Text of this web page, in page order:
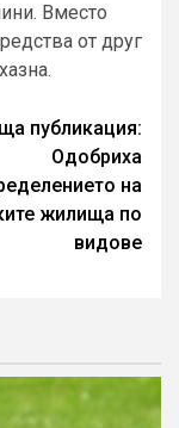
Вместо
от друг
публикация:
Одобриха
на
жилища по
видове